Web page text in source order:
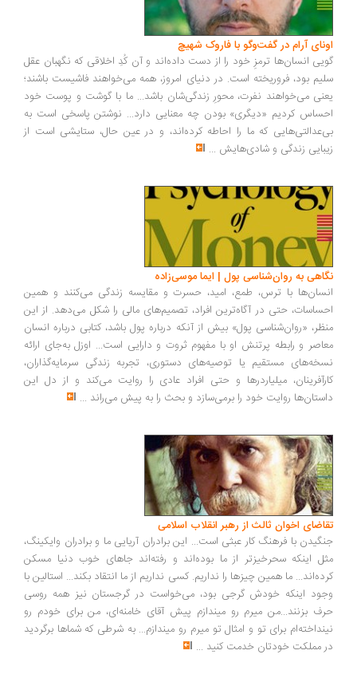
آرام در گفت‌وگو با فاروک شهیچ‭
انسان‌ها ترمزِ خود را از دست داده‌اند و آن کُدِ اخلاقی که نگهبان عقل
بود، فروریخته است. در دنیای امروز، همه می‌خواهند فاشیست باشند؛
می‌خواهند نفرت، محورِ زندگی‌شان باشد... ما با گوشت و پوست خود
کردیم «دیگری» بودن چه معنایی دارد... نوشتن پاسخی است به
که ما را احاطه کرده‌اند، و در عین حال، ستایشی است از
زندگی و شادی‌هایش...
به روان‌شناسی پول | ایما موسی‌زاده
با ترس، طمع، امید، حسرت و مقایسه زندگی می‌کنند و همین
حتی در آگاه‌ترین افراد، تصمیم‌های مالی را شکل می‌دهد. از این
«روان‌شناسی پول» بیش از آنکه درباره پول باشد، کتابی درباره انسان
و رابطه پرتنش او با مفهوم ثروت و دارایی است... اوزل به‌جای ارائه
مستقیم یا توصیه‌های دستوری، تجربه زندگی سرمایه‌گذاران،
میلیاردرها و حتی افراد عادی را روایت می‌کند و از دل این
روایت خود را برمی‌سازد و بحث را به پیش می‌راند...
اخوان ثالث از رهبر انقلاب اسلامی
با فرهنگ کار عبثی است... این برادران آریایی ما و برادران وایکینگ،
اینکه سحرخیزتر از ما بوده‌اند و رفته‌اند جاهای خوب دنیا مسکن
ما همین چیزها را نداریم. کسی نداریم از ما انتقاد بکند... استالین با
اینکه خودش گرجی بود، می‌خواست در گرجستان نیز همه روسی
بزنند...من میرم رو میندازم پیش آقای خامنه‌ای، من برای خودم رو
برای تو و امثال تو میرم رو میندازم... به شرطی که شماها برگردید
مملکت خودتان خدمت کنید...